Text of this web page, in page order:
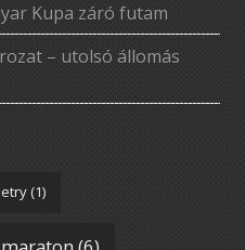
Kupa záró futam
– utolsó állomás
(1)